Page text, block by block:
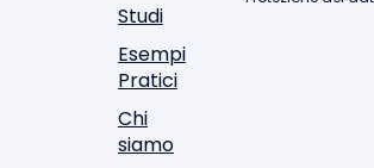
Studi
Esempi
Pratici
Chi
siamo